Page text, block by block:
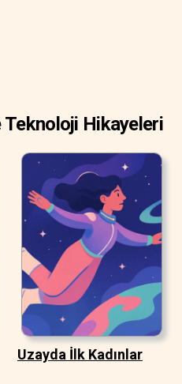
Teknoloji Hikayeleri
Uzayda İlk Kadınlar